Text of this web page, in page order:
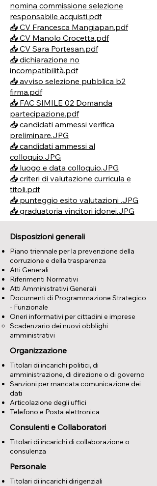
nomina commissione selezione
responsabile acquisti.pdf
📥 CV Francesca Mangiapan.pdf
📥 CV Manolo Crocetta.pdf
📥 CV Sara Portesan.pdf
📥 dichiarazione no
incompatibilità.pdf
📥 avviso selezione pubblica b2
firma.pdf
📥 FAC SIMILE 02 Domanda
partecipazione.pdf
📥 candidati ammessi verifica
preliminare.JPG
📥 candidati ammessi al
colloquio.JPG
📥 luogo e data colloquio.JPG
📥 criteri di valutazione curricula e
titoli.pdf
📥 punteggio esito valutazioni .JPG
📥 graduatoria vincitori idonei.JPG
Disposizioni generali
Piano triennale per la prevenzione della
corruzione e della trasparenza
Atti Generali
Riferimenti Normativi
Atti Amministrativi Generali
Documenti di Programmazione Strategico
- Funzionale
Oneri informativi per cittadini e imprese
Scadenzario dei nuovi obblighi
amministrativi
Organizzazione
Titolari di incarichi politici, di
amministrazione, di direzione o di governo
Sanzioni per mancata comunicazione dei
dati
Articolazione degli uffici
Telefono e Posta elettronica
Consulenti e Collaboratori
Titolari di incarichi di collaborazione o
consulenza
Personale
Titolari di incarichi dirigenziali